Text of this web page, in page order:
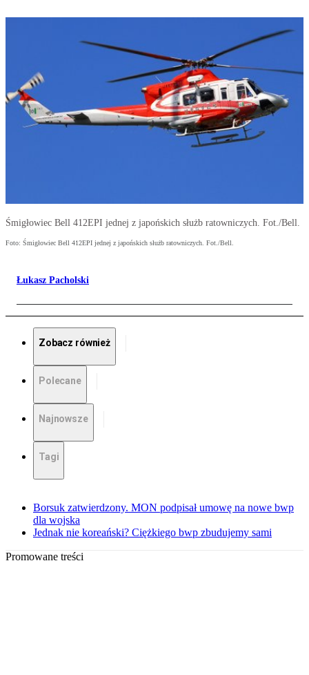
Śmigłowiec Bell 412EPI jednej z japońskich służb ratowniczych. Fot./Bell.
Foto: Śmigłowiec Bell 412EPI jednej z japońskich służb ratowniczych. Fot./Bell.
Łukasz Pacholski
Zobacz również
Polecane
Najnowsze
Tagi
Borsuk zatwierdzony. MON podpisał umowę na nowe bwp
dla wojska
Jednak nie koreański? Ciężkiego bwp zbudujemy sami
Promowane treści